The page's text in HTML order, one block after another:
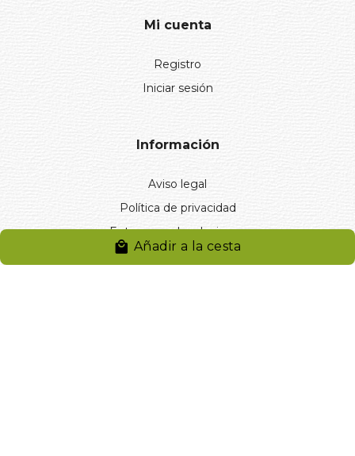
Añadir a la cesta
Mi cuenta
Registro
Iniciar sesión
Información
Aviso legal
Política de privacidad
Entregas y devoluciones
Desistimiento